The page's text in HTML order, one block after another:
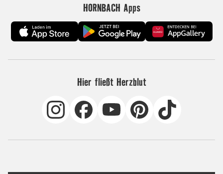
HORNBACH Apps
Hier fließt Herzblut